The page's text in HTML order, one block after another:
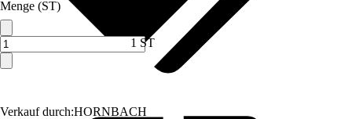
Verkauf durch:HORNBACH
Menge (ST)
1 ST